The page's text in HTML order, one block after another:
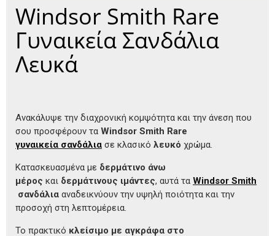
Windsor Smith Rare
Γυναικεία Σανδάλια
Λευκά
Ανακάλυψε την διαχρονική κομψότητα και την άνεση που
σου προσφέρουν τα Windsor Smith Rare
γυναικεία σανδάλια σε κλασικό λευκό χρώμα.
Κατασκευασμένα με δερμάτινο άνω
μέρος και δερμάτινους ιμάντες, αυτά τα Windsor Smith
σανδάλια αναδεικνύουν την υψηλή ποιότητα και την
προσοχή στη λεπτομέρεια.
Το πρακτικό κλείσιμο με αγκράφα στο